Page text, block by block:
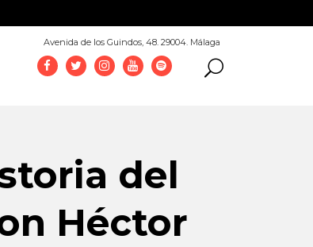
Avenida de los Guindos, 48. 29004. Málaga
del
Héctor